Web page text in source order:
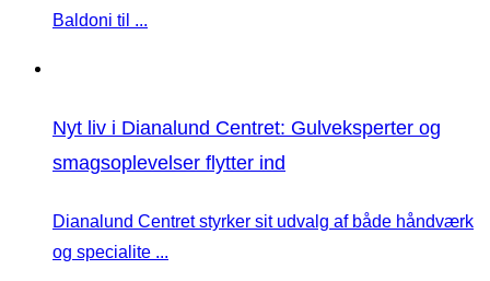
Baldoni til ...
Nyt liv i Dianalund Centret: Gulveksperter og
smagsoplevelser flytter ind
Dianalund Centret styrker sit udvalg af både håndværk
og specialite ...